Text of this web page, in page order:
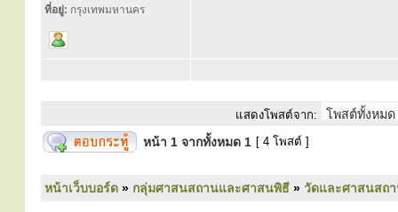
ที่อยู่: กรุงเทพมหานคร
แสดงโพสต์จาก:
หน้า 1 จากทั้งหมด 1 [ 4 โพสต์ ]
หน้าเว็บบอร์ด » กลุ่มศาสนสถานและศาสนพิธี » วัดและศาสนสถ